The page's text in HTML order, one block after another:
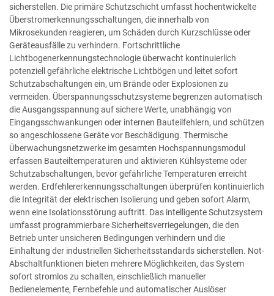
sicherstellen. Die primäre Schutzschicht umfasst hochentwickelte
Überstromerkennungsschaltungen, die innerhalb von
Mikrosekunden reagieren, um Schäden durch Kurzschlüsse oder
Geräteausfälle zu verhindern. Fortschrittliche
Lichtbogenerkennungstechnologie überwacht kontinuierlich
potenziell gefährliche elektrische Lichtbögen und leitet sofort
Schutzabschaltungen ein, um Brände oder Explosionen zu
vermeiden. Überspannungsschutzsysteme begrenzen automatisch
die Ausgangsspannung auf sichere Werte, unabhängig von
Eingangsschwankungen oder internen Bauteilfehlern, und schützen
so angeschlossene Geräte vor Beschädigung. Thermische
Überwachungsnetzwerke im gesamten Hochspannungsmodul
erfassen Bauteiltemperaturen und aktivieren Kühlsysteme oder
Schutzabschaltungen, bevor gefährliche Temperaturen erreicht
werden. Erdfehlererkennungsschaltungen überprüfen kontinuierlich
die Integrität der elektrischen Isolierung und geben sofort Alarm,
wenn eine Isolationsstörung auftritt. Das intelligente Schutzsystem
umfasst programmierbare Sicherheitsverriegelungen, die den
Betrieb unter unsicheren Bedingungen verhindern und die
Einhaltung der industriellen Sicherheitsstandards sicherstellen. Not-
Abschaltfunktionen bieten mehrere Möglichkeiten, das System
sofort stromlos zu schalten, einschließlich manueller
Bedienelemente, Fernbefehle und automatischer Auslöser